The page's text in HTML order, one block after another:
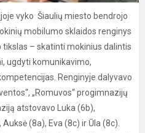
vyko Šiaulių miesto bendrojo
mobilumo sklaidos renginys
tikslas – skatinti mokinius dalintis
ugdyti komunikavimo,
Renginyje dalyvavo
„Romuvos“ progimnazijų
atstovavo Luka (6b),
(8a), Eva (8c) ir Ūla (8c).